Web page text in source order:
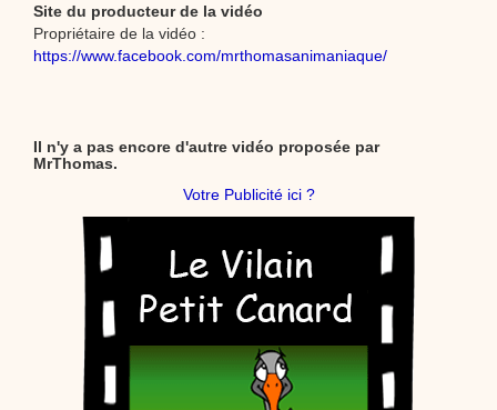
Site du producteur de la vidéo
Propriétaire de la vidéo :
https://www.facebook.com/mrthomasanimaniaque/
Il n'y a pas encore d'autre vidéo proposée par
MrThomas.
Votre Publicité ici ?